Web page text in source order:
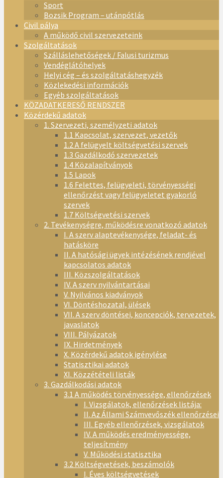
Sport
Bozsik Program – utánpótlás
Civil pálya
A működő civil szervezeteink
Szolgáltatások
Szálláslehetőségek / Falusi turizmus
Vendéglátóhelyek
Helyi cég – és szolgáltatáshegyzék
Közlekedési információk
Egyéb szolgáltatások
KÖZADATKERESŐ RENDSZER
Közérdekű adatok
1. Szervezeti, személyzeti adatok
1.1 Kapcsolat, szervezet, vezetők
1.2 A felügyelt költségvetési szervek
1.3 Gazdálkodó szervezetek
1.4 Közalapítványok
1.5 Lapok
1.6 Felettes, felügyeleti, törvényességi
ellenőrzést vagy felügyeletet gyakorló
szervek
1.7 Költségvetési szervek
2. Tevékenységre, működésre vonatkozó adatok
I. A szerv alaptevékenysége, feladat- és
hatásköre
II. A hatósági ügyek intézésének rendjével
kapcsolatos adatok
III. Közszolgáltatások
IV. A szerv nyilvántartásai
V. Nyilvános kiadványok
VI. Döntéshozatal, ülések
VII. A szerv döntései, koncepciók, tervezetek,
javaslatok
VIII. Pályázatok
IX. Hirdetmények
X. Közérdekű adatok igénylése
Statisztikai adatok
XI. Közzétételi listák
3. Gazdálkodási adatok
3.1 A működés törvényessége, ellenőrzések
I. Vizsgálatok, ellenőrzések listája:
II. Az Állami Számvevőszék ellenőrzései
III. Egyéb ellenőrzések, vizsgálatok
IV. A működés eredményessége,
teljesítmény
V. Működési statisztika
3.2 Költségvetések, beszámolók
I. Éves költségvetések